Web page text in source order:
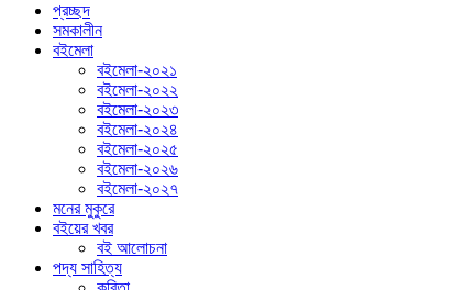
প্রচ্ছদ
সমকালীন
বইমেলা
বইমেলা-২০২১
বইমেলা-২০২২
বইমেলা-২০২৩
বইমেলা-২০২৪
বইমেলা-২০২৫
বইমেলা-২০২৬
বইমেলা-২০২৭
মনের মুকুরে
বইয়ের খবর
বই আলোচনা
পদ্য সাহিত্য